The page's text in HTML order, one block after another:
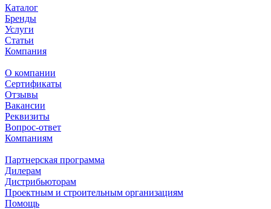
Каталог
Бренды
Услуги
Статьи
Компания
О компании
Сертификаты
Отзывы
Вакансии
Реквизиты
Вопрос-ответ
Компаниям
Партнерская программа
Дилерам
Дистрибьюторам
Проектным и строительным организациям
Помощь